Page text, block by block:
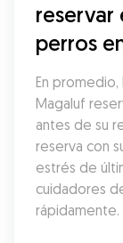
reservar
perros
En
Magaluf
antes de su
reserva con
estrés de
cuidadores
rápidamente.